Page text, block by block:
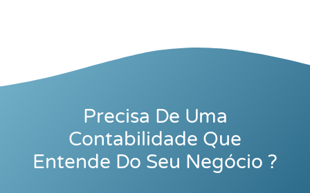
Precisa De Uma
Contabilidade Que
Entende Do Seu Negócio ?